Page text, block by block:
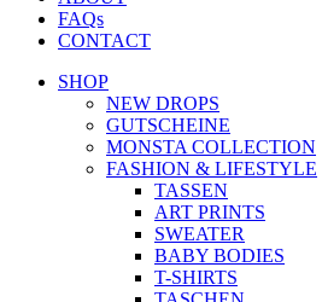
FAQs
CONTACT
SHOP
NEW DROPS
GUTSCHEINE
MONSTA COLLECTION
FASHION & LIFESTYLE
TASSEN
ART PRINTS
SWEATER
BABY BODIES
T-SHIRTS